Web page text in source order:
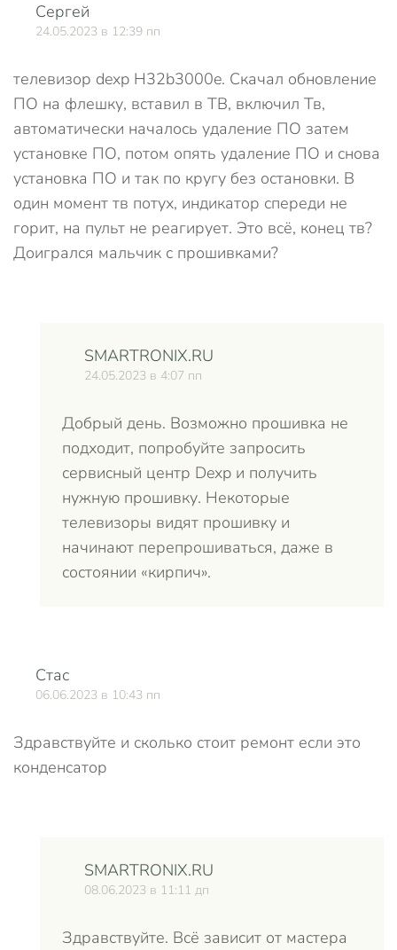
Сергей
24.05.2023 в 12:39 пп
телевизор dexp H32b3000e. Скачал обновление
ПО на флешку, вставил в ТВ, включил Тв,
автоматически началось удаление ПО затем
установке ПО, потом опять удаление ПО и снова
установка ПО и так по кругу без остановки. В
один момент тв потух, индикатор спереди не
горит, на пульт не реагирует‍. Это всё, конец тв?
Доигрался мальчик с прошивками?
SMARTRONIX.RU
24.05.2023 в 4:07 пп
Добрый день. Возможно прошивка не
подходит, попробуйте запросить
сервисный центр Dexp и получить
нужную прошивку. Некоторые
телевизоры видят прошивку и
начинают перепрошиваться, даже в
состоянии «кирпич».
Стас
06.06.2023 в 10:43 пп
Здравствуйте и сколько стоит ремонт если это
конденсатор
SMARTRONIX.RU
08.06.2023 в 11:11 дп
Здравствуйте. Всё зависит от мастера